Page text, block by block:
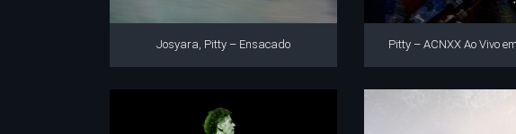
Josyara, Pitty – Ensacado Pitty – ACNXX Ao Vivo